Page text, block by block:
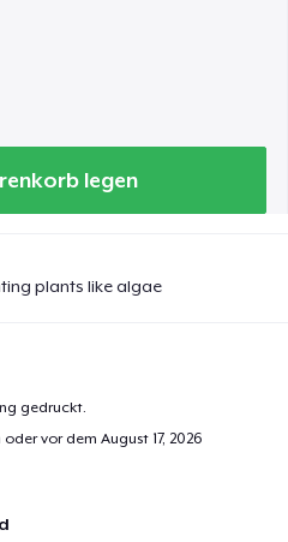
legen
plants like algae
gedruckt.
oder vor demAugust 17, 2026